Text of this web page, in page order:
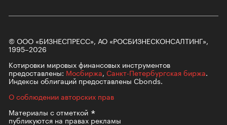
© ООО «БИЗНЕСПРЕСС», АО «РОСБИЗНЕСКОНСАЛТИНГ»,
1995–2026
Котировки мировых финансовых инструментов
предоставлены: Мосбиржа, Санкт-Петербургская биржа.
Индексы облигаций предоставлены Cbonds.
О соблюдении авторских прав
Материалы сотметкой
публикуются на правах рекламы